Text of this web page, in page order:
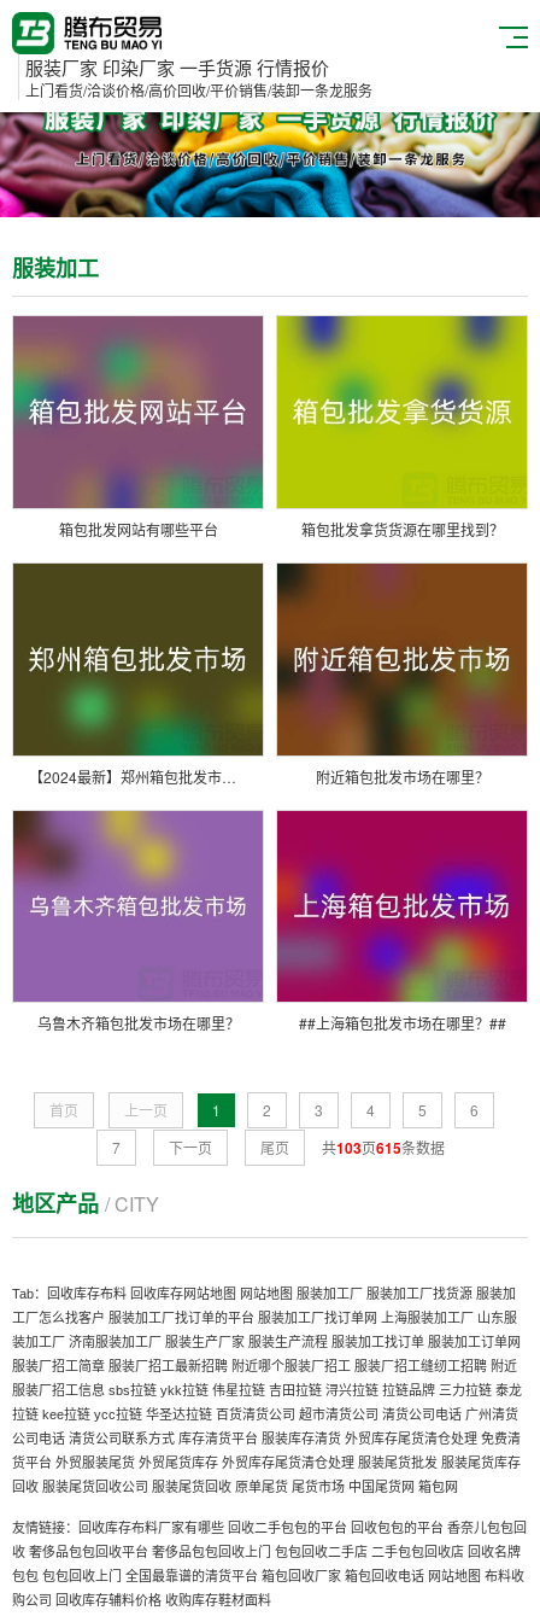
服装厂家 印染厂家 一手货源 行情报价
上门看货/洽谈价格/高价回收/平价销售/装卸一条龙服务
服装加工
箱包批发网站有哪些平台 箱包批发拿货货源在哪里找到？
【2024最新】郑州箱包批发市场位置全攻略：火车站商圈核心聚集地！ 附近箱包批发市场在哪里？
乌鲁木齐箱包批发市场在哪里？ ##上海箱包批发市场在哪里？##
首页 上一页 1 2 3 4 5
6
7
下一页 尾页 共103页615条数据
地区产品 / CITY
Tab： 回收库存布料 回收库存网站地图 网站地图 服装加工厂 服装加工厂找货源 服装加
工厂怎么找客户 服装加工厂找订单的平台 服装加工厂找订单网 上海服装加工厂
山东服
装加工厂
济南服装加工厂 服装生产厂家 服装生产流程 服装加工找订单 服装加工订单网
服装厂招工简章 服装厂招工最新招聘 附近哪个服装厂招工 服装厂招工缝纫工招聘 附近
服装厂招工信息 sbs拉链 ykk拉链 伟星拉链 吉田拉链 浔兴拉链 拉链品牌 三力拉链 泰龙
拉链 kee拉链 ycc拉链 华圣达拉链 百货清货公司 超市清货公司 清货公司电话 广州清货
公司电话 清货公司联系方式 库存清货平台 服装库存清货 外贸库存尾货清仓处理 免费清
货平台 外贸服装尾货 外贸尾货库存 外贸库存尾货清仓处理 服装尾货批发 服装尾货库存
回收 服装尾货回收公司 服装尾货回收 原单尾货 尾货市场 中国尾货网 箱包网
友情链接： 回收库存布料厂家有哪些 回收二手包包的平台 回收包包的平台 香奈儿包包回
收 奢侈品包包回收平台 奢侈品包包回收上门 包包回收二手店 二手包包回收店 回收名牌
包包 包包回收上门 全国最靠谱的清货平台 箱包回收厂家箱包回收电话 网站地图 布料收
购公司 回收库存辅料价格收购库存鞋材面料